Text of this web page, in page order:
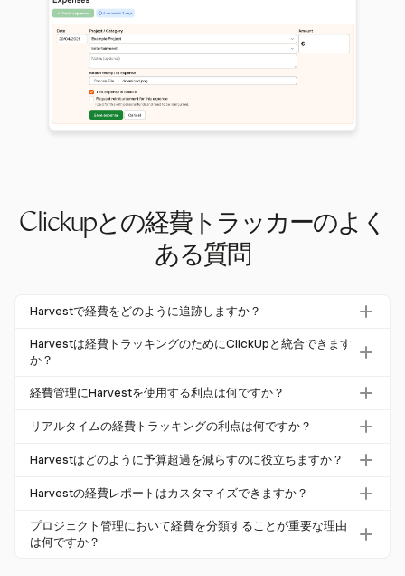
Clickupとの経費トラッカーのよく
ある質問
Harvestで経費をどのように追跡しますか？
Harvestで経費を追跡するには、プロジェクト予算を設定
し、カスタム経費カテゴリを作成します。リアルタイムで
確な財務トラッキングを行います。
Harvestは経費トラッキングのためにClickUpと統合できます
か？
Harvestは経費トラッキングのためにClickUpと直接統合さ
ラッキングを提供する包括的な経費トラッキングシステム
経費管理にHarvestを使用する利点は何ですか？
Harvestを経費管理に使用することで、カスタマイズ可能
ングとの統合が可能になります。これらの機能は、予算超
リアルタイムの経費トラッキングの利点は何ですか？
リアルタイムの経費追跡により、支出の即時可視化が可能
す。これは、予算超過を避け、プロジェクトの収益性を確
Harvestはどのように予算超過を減らすのに役立ちますか？
経費追跡を自動化し、詳細でカスタマイズ可能なレポート
を監視・調整できるようにし、予算超過を最大28%削減し
ます。
Harvestの経費レポートはカスタマイズできますか？
はい、Harvestでは、プロジェクトの予算や予測に合わせ
てカスタマイズ可能な詳細な経費レポートを生成できま
プロジェクト管理において経費を分類することが重要な理由
は何ですか？